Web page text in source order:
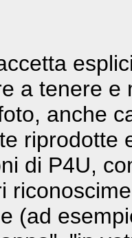
a tenere e
anche
riprodotte
di P4U,
(ad